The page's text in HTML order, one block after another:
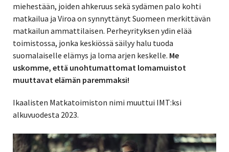
miehestään, joiden ahkeruus sekä sydämen palo kohti
matkailua ja Viroa on synnyttänyt Suomeen merkittävän
matkailun ammattilaisen. Perheyrityksen ydin elää
toimistossa, jonka keskiössä säilyy halu tuoda
suomalaiselle elämys ja loma arjen keskelle. Me
uskomme, että unohtumattomat lomamuistot
muuttavat elämän paremmaksi!
Ikaalisten Matkatoimiston nimi muuttui IMT:ksi
alkuvuodesta 2023.